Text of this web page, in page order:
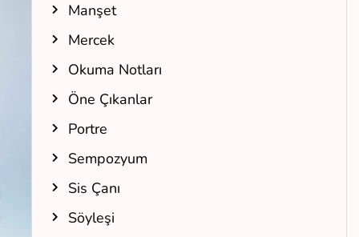
Manşet
Mercek
Okuma Notları
Öne Çıkanlar
Portre
Sempozyum
Sis Çanı
Söyleşi